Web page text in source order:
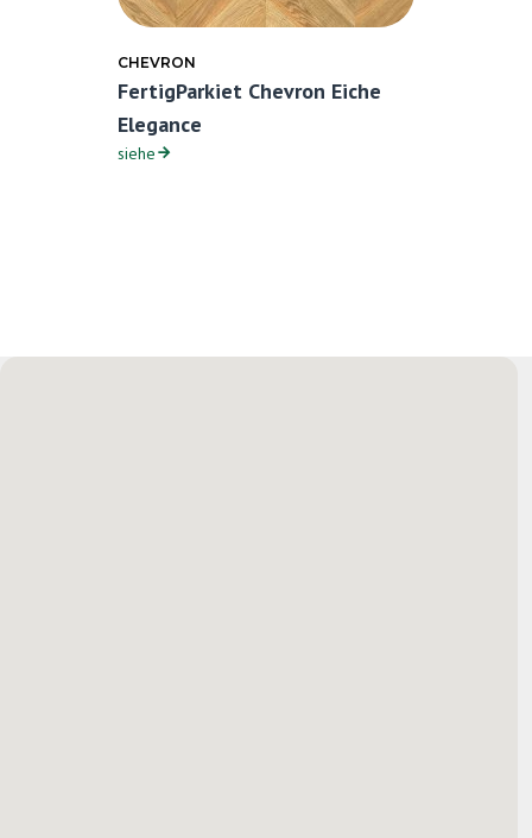
CHEVRON
FertigParkiet Chevron Eiche
Elegance
siehe